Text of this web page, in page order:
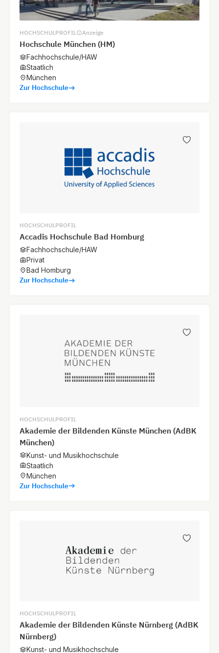
HOCHSCHULPROFIL Anzeige
Hochschule München (HM)
Fachhochschule/HAW
Staatlich
München
Zur Hochschule
HOCHSCHULPROFIL
Accadis Hochschule Bad Homburg
Fachhochschule/HAW
Privat
Bad Homburg
Zur Hochschule
HOCHSCHULPROFIL
Akademie der Bildenden Künste München (AdBK
München)
Kunst- und Musikhochschule
Staatlich
München
Zur Hochschule
HOCHSCHULPROFIL
Akademie der Bildenden Künste Nürnberg (AdBK
Nürnberg)
Kunst- und Musikhochschule